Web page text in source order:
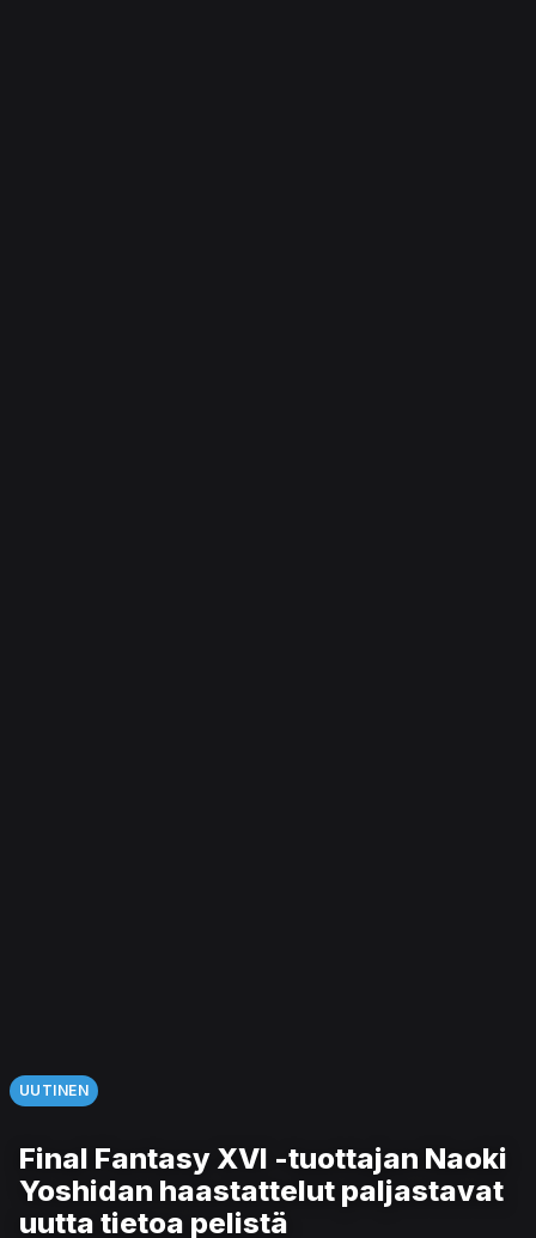
UUTINEN
Final Fantasy XVI -tuottajan Naoki
Yoshidan haastattelut paljastavat
uutta tietoa pelistä